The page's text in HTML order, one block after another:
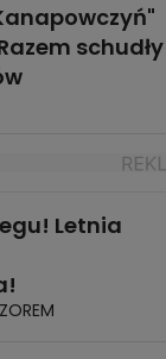
schudły
Letnia